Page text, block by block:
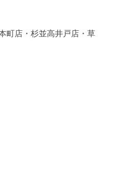
町店・杉並高井戸店・草